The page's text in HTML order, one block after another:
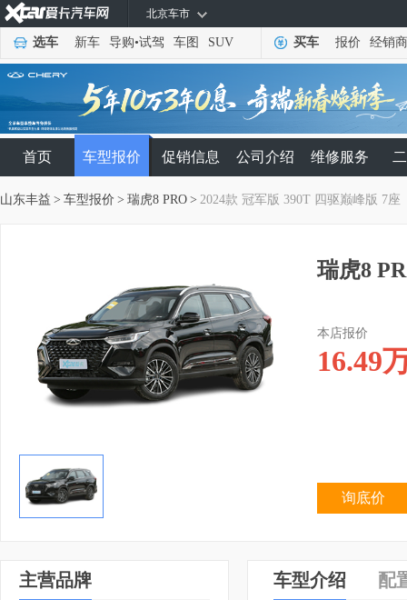
北京车市
选车 新车 导购•试驾 车图 SUV 买车 报价 经销商
首页 车型报价 促销信息 公司介绍 维修服务
山东丰益 > 车型报价 > 瑞虎8 PRO > 2024款 冠军版 390T 四驱巅峰版 7座
瑞虎8
本店报价
16.49
询底价
主营品牌 车型介绍 配